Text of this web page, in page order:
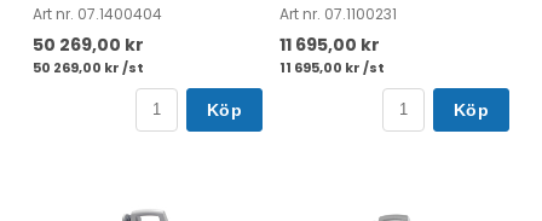
Art nr. 07.1400404
50 269,00 kr
50 269,00 kr /st
Köp
Art nr. 07.1100231
11 695,00 kr
11 695,00 kr /st
Köp